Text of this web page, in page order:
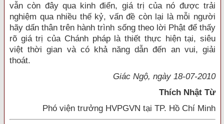
vẫn còn đây qua kinh điển, giá trị của nó được trải
nghiệm qua nhiều thế kỷ, vấn đề còn lại là mỗi người
hãy dấn thân trên hành trình sống theo lời Phật để thấy
rõ giá trị của Chánh pháp là thiết thực hiện tại, siêu
việt thời gian và có khả năng dẫn đến an vui, giải
thoát.
Giác Ngộ, ngày 18-07-2010
Thích Nhật Từ
Phó viện trưởng HVPGVN tại TP. Hồ Chí Minh